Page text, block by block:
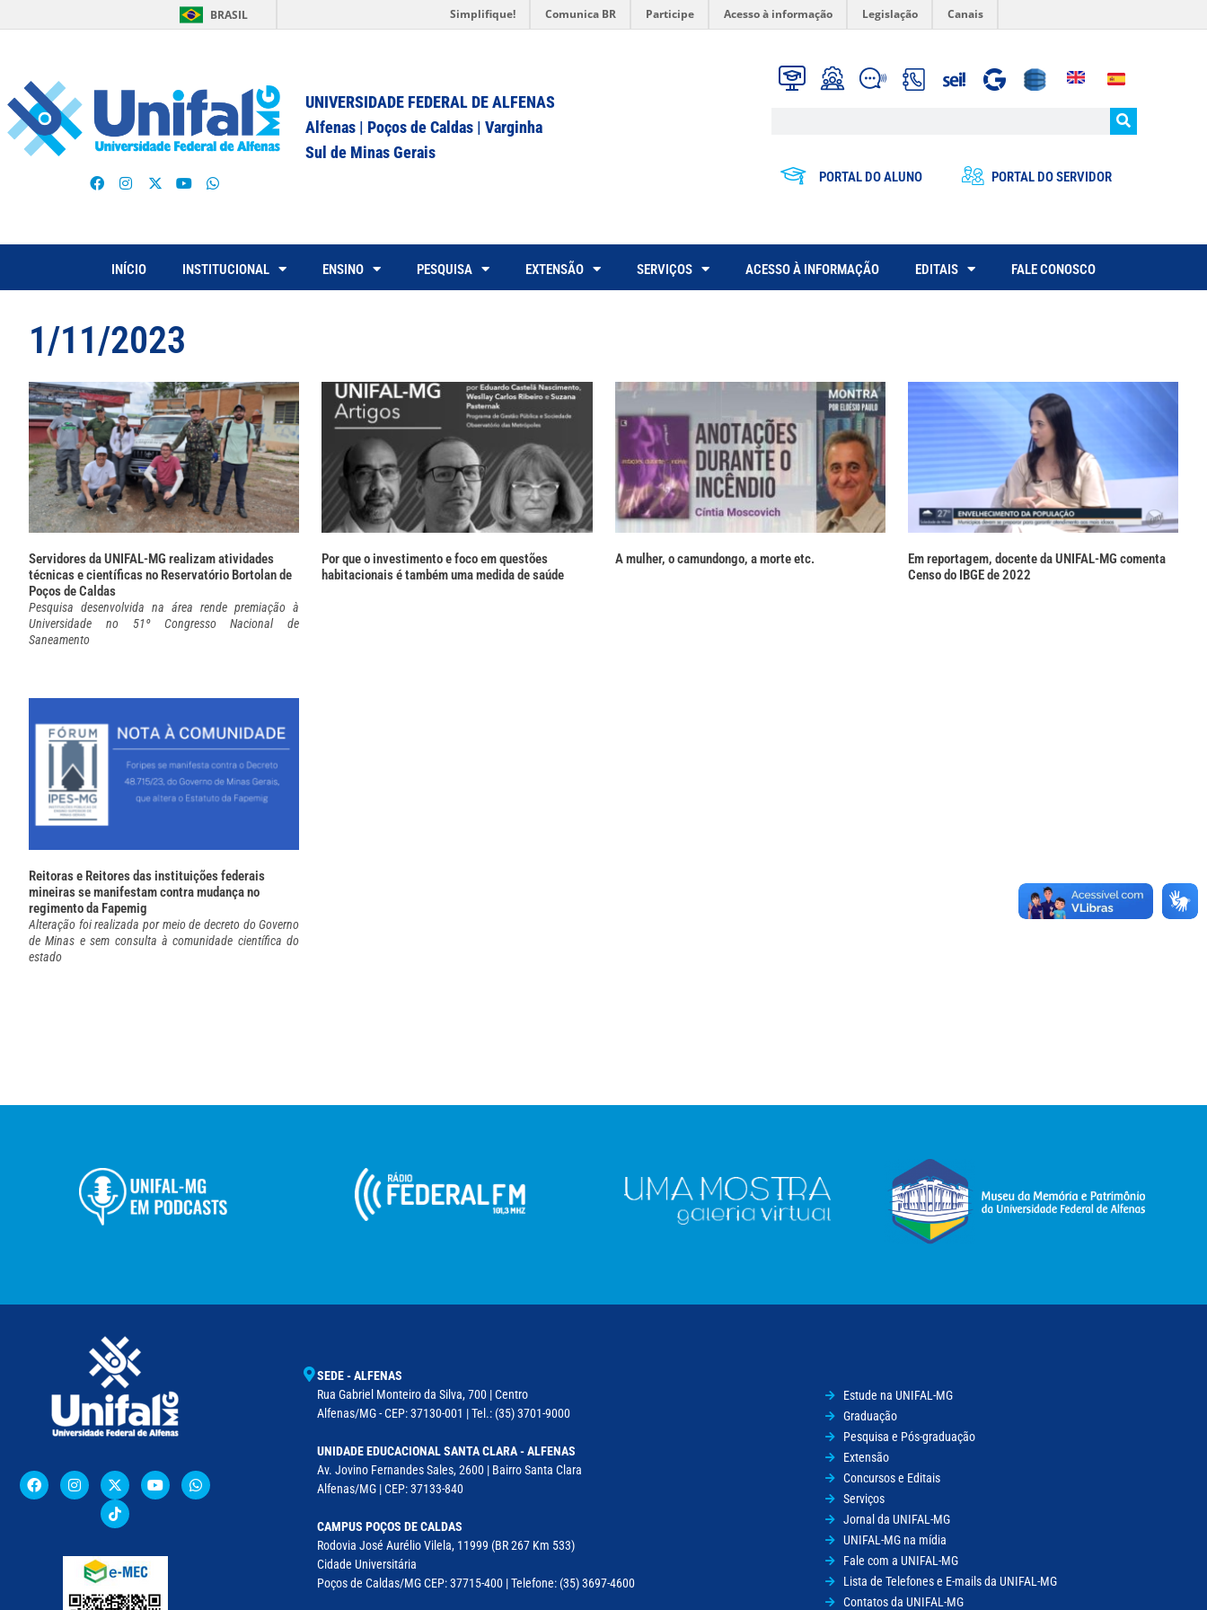
BRASIL Simplifique! Comunica BR Participe Acesso à informação Legislação Canais
UNIVERSIDADE FEDERAL DE ALFENAS
Alfenas | Poços de Caldas | Varginha
Sul de Minas Gerais
PORTAL DO ALUNO PORTAL DO SERVIDOR
INÍCIO INSTITUCIONAL ENSINO PESQUISA EXTENSÃO SERVIÇOS ACESSO À INFORMAÇÃO EDITAIS FALE CONOSCO
1/11/2023
Servidores da UNIFAL-MG realizam atividades
técnicas e científicas no Reservatório Bortolan de
Poços de Caldas
Pesquisa desenvolvida na área rende premiação à
Universidade no 51º Congresso Nacional de
Saneamento
Por que o investimento e foco em questões
habitacionais é também uma medida de saúde
A mulher, o camundongo, a morte etc.
Em reportagem, docente da UNIFAL-MG comenta
Censo do IBGE de 2022
Reitoras e Reitores das instituições federais
mineiras se manifestam contra mudança no
regimento da Fapemig
Alteração foi realizada por meio de decreto do Governo
de Minas e sem consulta à comunidade científica do
estado
SEDE - ALFENAS
Rua Gabriel Monteiro da Silva, 700 | Centro
Alfenas/MG - CEP: 37130-001 | Tel.: (35) 3701-9000
UNIDADE EDUCACIONAL SANTA CLARA - ALFENAS
Av. Jovino Fernandes Sales, 2600 | Bairro Santa Clara
Alfenas/MG | CEP: 37133-840
CAMPUS POÇOS DE CALDAS
Rodovia José Aurélio Vilela, 11999 (BR 267 Km 533)
Cidade Universitária
Poços de Caldas/MG CEP: 37715-400 | Telefone: (35) 3697-4600
Estude na UNIFAL-MG
Graduação
Pesquisa e Pós-graduação
Extensão
Concursos e Editais
Serviços
Jornal da UNIFAL-MG
UNIFAL-MG na mídia
Fale com a UNIFAL-MG
Lista de Telefones e E-mails da UNIFAL-MG
Contatos da UNIFAL-MG